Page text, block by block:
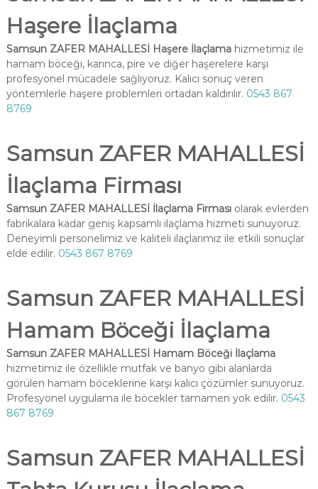
Haşere İlaçlama
Samsun ZAFER MAHALLESİ Haşere İlaçlamahizmetimiz ile
hamam böceği, karınca, pire ve diğer haşerelere karşı
profesyonel mücadele sağlıyoruz. Kalıcı sonuç veren
yöntemlerle haşere problemleri ortadan kaldırılır. 0543 867
8769
Samsun ZAFER MAHALLESİ
İlaçlama Firması
Samsun ZAFER MAHALLESİ İlaçlama Firmasıolarak evlerden
fabrikalara kadar geniş kapsamlı ilaçlama hizmeti sunuyoruz.
Deneyimli personelimiz ve kaliteli ilaçlarımız ile etkili sonuçlar
elde edilir. 0543 867 8769
Samsun ZAFER MAHALLESİ
Hamam Böceği İlaçlama
Samsun ZAFER MAHALLESİ Hamam Böceği İlaçlama
hizmetimiz ile özellikle mutfak ve banyo gibi alanlarda
görülen hamam böceklerine karşı kalıcı çözümler sunuyoruz.
Profesyonel uygulama ile böcekler tamamen yok edilir. 0543
867 8769
Samsun ZAFER MAHALLESİ